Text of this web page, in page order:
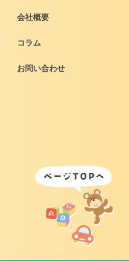
会社概要
コラム
お問い合わせ